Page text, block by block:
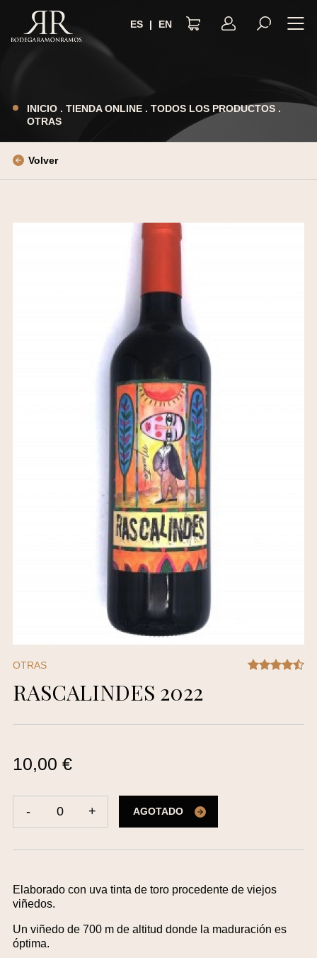
ES EN
INICIO. TIENDA ONLINE. TODOS LOS PRODUCTOS.
OTRAS
Volver
OTRAS
RASCALINDES 2022
10,00 €
- 0 + AGOTADO
Elaborado con uva tinta de toro procedente de viejos
viñedos.
Un viñedo de 700 m de altitud donde la maduración es
óptima.
TÉRMINOS Y CONDICIONES
POLÍTICA DE COOKIES